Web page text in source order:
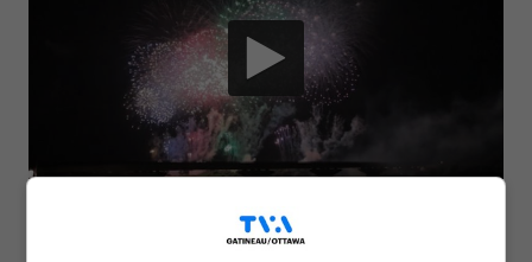
Prestations musicales, discours de personnes